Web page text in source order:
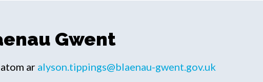
Gwent
ar alyson.tippings@blaenau-gwent.gov.uk